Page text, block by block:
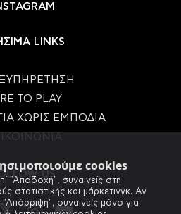
cookies
"Αποδοχή", συναινείς στη
στατιστικής και μάρκετινγκ. Αν
"Απόρριψη", συναινείς μόνο για
LINKS
TO PLAY
ΧΩΡΙΣ ΕΜΠΟΔΙΑ
US